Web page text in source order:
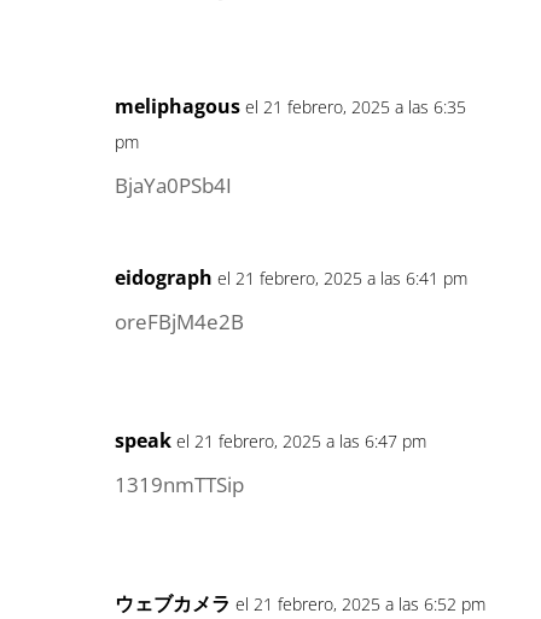
meliphagous el 21 febrero, 2025 a las 6:35
pm
BjaYa0PSb4I
eidograph el 21 febrero, 2025 a las 6:41 pm
oreFBjM4e2B
speak el 21 febrero, 2025 a las 6:47 pm
1319nmTTSip
ウェブカメラ el 21 febrero, 2025 a las 6:52 pm